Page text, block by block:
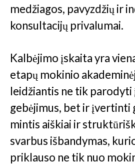
medžiagos, pavyzdžių ir
konsultacijų privalumai.
Kalbėjimo įskaita yra
etapų mokinio
leidžiantis ne tik parodyti
gebėjimus, bet ir įvertinti
mintis aiškiai ir
svarbus išbandymas,
priklauso ne tik nuo